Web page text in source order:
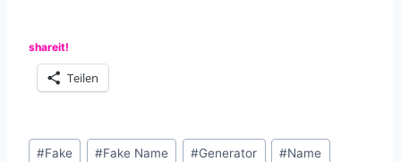
shareit!
Teilen
Schlagworte:
#Fake #Fake Name #Generator #Name